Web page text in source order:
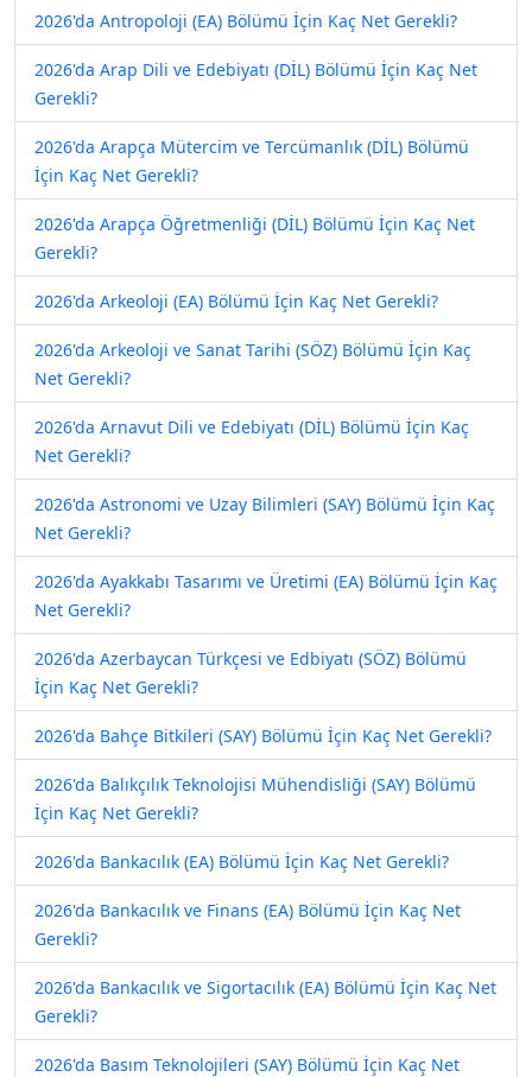
2026'da Antropoloji (EA) Bölümü İçin Kaç Net Gerekli?
2026'da Arap Dili ve Edebiyatı (DİL) Bölümü İçin Kaç Net
Gerekli?
2026'da Arapça Mütercim ve Tercümanlık (DİL) Bölümü
İçin Kaç Net Gerekli?
2026'da Arapça Öğretmenliği (DİL) Bölümü İçin Kaç Net
Gerekli?
2026'da Arkeoloji (EA) Bölümü İçin Kaç Net Gerekli?
2026'da Arkeoloji ve Sanat Tarihi (SÖZ) Bölümü İçin Kaç
Net Gerekli?
2026'da Arnavut Dili ve Edebiyatı (DİL) Bölümü İçin Kaç
Net Gerekli?
2026'da Astronomi ve Uzay Bilimleri (SAY) Bölümü İçin Kaç
Net Gerekli?
2026'da Ayakkabı Tasarımı ve Üretimi (EA) Bölümü İçin Kaç
Net Gerekli?
2026'da Azerbaycan Türkçesi ve Edbiyatı (SÖZ) Bölümü
İçin Kaç Net Gerekli?
2026'da Bahçe Bitkileri (SAY) Bölümü İçin Kaç Net Gerekli?
2026'da Balıkçılık Teknolojisi Mühendisliği (SAY) Bölümü
İçin Kaç Net Gerekli?
2026'da Bankacılık (EA) Bölümü İçin Kaç Net Gerekli?
2026'da Bankacılık ve Finans (EA) Bölümü İçin Kaç Net
Gerekli?
2026'da Bankacılık ve Sigortacılık (EA) Bölümü İçin Kaç Net
Gerekli?
2026'da Basım Teknolojileri (SAY) Bölümü İçin Kaç Net